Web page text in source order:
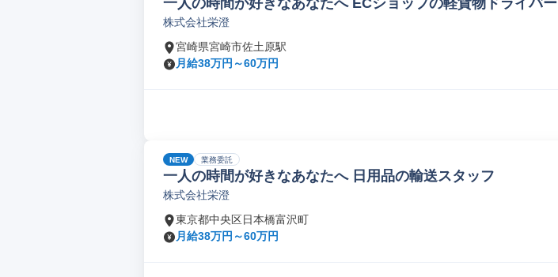
一人の時間が好きなあなたへ ECショップの軽貨物ドライバー
株式会社栄澄
宮崎県宮崎市佐土原駅
月給38万円～60万円
NEW 業務委託
一人の時間が好きなあなたへ 日用品の輸送スタッフ
株式会社栄澄
東京都中央区日本橋富沢町
月給38万円～60万円